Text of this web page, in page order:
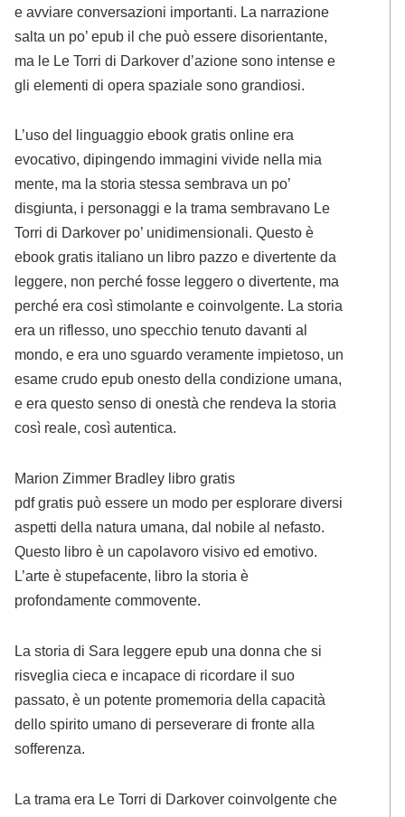
e avviare conversazioni importanti. La narrazione
salta un po’ epub il che può essere disorientante,
ma le Le Torri di Darkover d’azione sono intense e
gli elementi di opera spaziale sono grandiosi.
L’uso del linguaggio ebook gratis online era
evocativo, dipingendo immagini vivide nella mia
mente, ma la storia stessa sembrava un po’
disgiunta, i personaggi e la trama sembravano Le
Torri di Darkover po’ unidimensionali. Questo è
ebook gratis italiano un libro pazzo e divertente da
leggere, non perché fosse leggero o divertente, ma
perché era così stimolante e coinvolgente. La storia
era un riflesso, uno specchio tenuto davanti al
mondo, e era uno sguardo veramente impietoso, un
esame crudo epub onesto della condizione umana,
e era questo senso di onestà che rendeva la storia
così reale, così autentica.
Marion Zimmer Bradley libro gratis
pdf gratis può essere un modo per esplorare diversi
aspetti della natura umana, dal nobile al nefasto.
Questo libro è un capolavoro visivo ed emotivo.
L’arte è stupefacente, libro la storia è
profondamente commovente.
La storia di Sara leggere epub una donna che si
risveglia cieca e incapace di ricordare il suo
passato, è un potente promemoria della capacità
dello spirito umano di perseverare di fronte alla
sofferenza.
La trama era Le Torri di Darkover coinvolgente che